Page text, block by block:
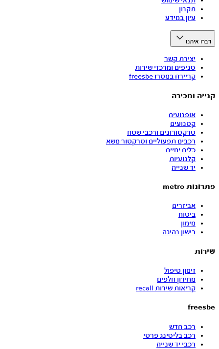
תקנון
עיון במידע
דברו איתנו
יצירת קשר
סניפים ומרכזי שירות
קריירה במטרו freesbe
קנייה ומכירה
אופנועים
קטנועים
טרקטורונים ורכבי שטח
רכבים תפעוליים וטרקטור משא
כלים ימיים
קלנועיות
יד שנייה
פתרונות metro
אביזרים
ביטוח
מימון
רישון נהיגה
שירות
זימון טיפול
מחירון חלפים
קריאות שירות recall
freesbe
רכב חדש
רכב בליסינג פרטי
רכבי יד שנייה